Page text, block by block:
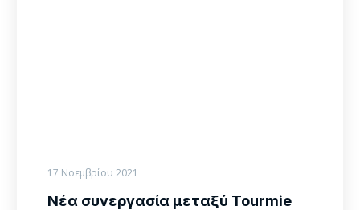
17 Νοεμβρίου 2021
Νέα συνεργασία μεταξύ Tourmie